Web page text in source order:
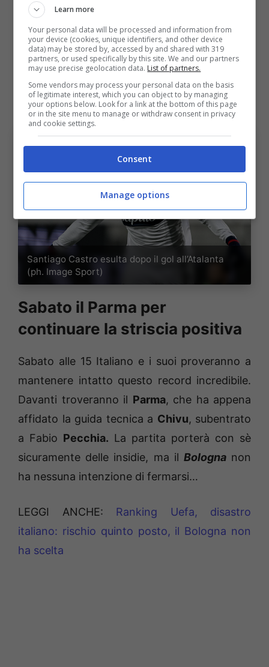
conseguenza è che gli obiettivi continuano ad
essere di primo ordine: centrare l’Europa
(nuovamente) e poi giocarsi le proprie carte
inCoppa Italia(competizione in cui i felsinei
sono arrivati in semifinale 26 anni dopo
l’ultima volta).
Santiago Castro esulta dopo il gol all’Atalanta
(ph. Image Sport)
Sabato il Parma per
continuare la striscia positiva
Sabato alle 15 Italiano e i suoi proveranno a
mantenere intatto questo record incredibile.
Davanti troveranno il Parma, che ha appena
affidato la guida tecnica a Chivu, subentrato
a Fabio Pecchia. La partita porterà con sè
sicuramente delle insidie, ma il Bolognanon
ha nessuna intenzione di fermarsi…
LEGGI ANCHE: Ranking Uefa, disastro
italiano: rischio quinto posto, il Bologna non
ha scelta
Learn more
Your personal data will be processed and information from
your device (cookies, unique identifiers, and other device
data) may be stored by, accessed by and shared with 319
partners, or used specifically by this site. We and our partners
may use precise geolocation data. List of partners.
Some vendors may process your personal data on the basis
of legitimate interest, which you can object to by managing
your options below. Look for a link at the bottom of this page
or in the site menu to manage or withdraw consent in privacy
and cookie settings.
Consent
Manage options